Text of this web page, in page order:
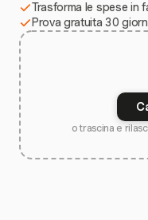
Trasforma le spese in
Prova gratuita 30
o trascina e